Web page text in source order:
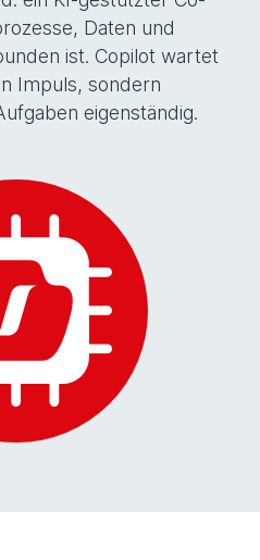
Daten und
ist. Copilot wartet
Impuls, sondern
eigenständig.